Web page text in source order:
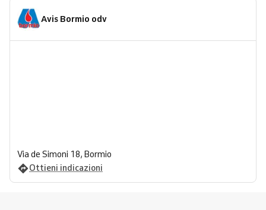
Avis Bormio odv
Via de Simoni 18, Bormio
Ottieni indicazioni